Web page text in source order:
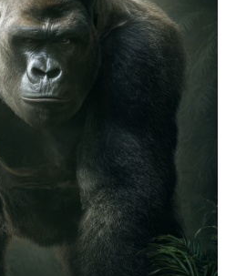
à
183,99€